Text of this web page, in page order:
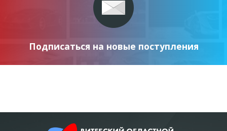
Подписаться на новые поступления